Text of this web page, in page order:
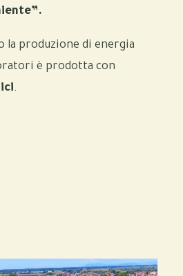
la produzione di energia
è prodotta con
.